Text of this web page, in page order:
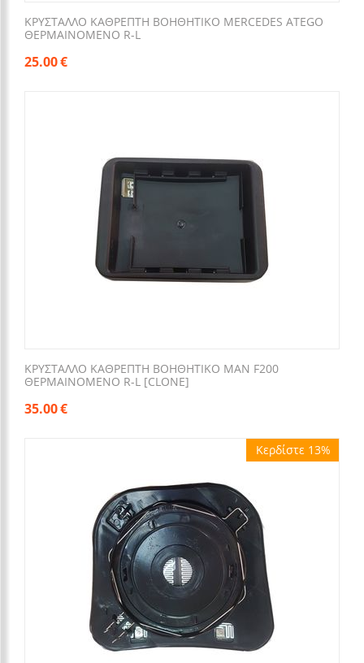
ΚΡΥΣΤΑΛΛΟ ΚΑΘΡΕΠΤΗ ΒΟΗΘΗΤΙΚΟ MERCEDES ΑΤΕGO
ΘΕΡΜΑΙΝΟΜΕΝΟ R-L
25.00€
ΚΡΥΣΤΑΛΛΟ ΚΑΘΡΕΠΤΗ ΒΟΗΘΗΤΙΚΟ MΑΝ F200
ΘΕΡΜΑΙΝΟΜΕΝΟ R-L [CLONE]
35.00€
Κερδίστε 13%